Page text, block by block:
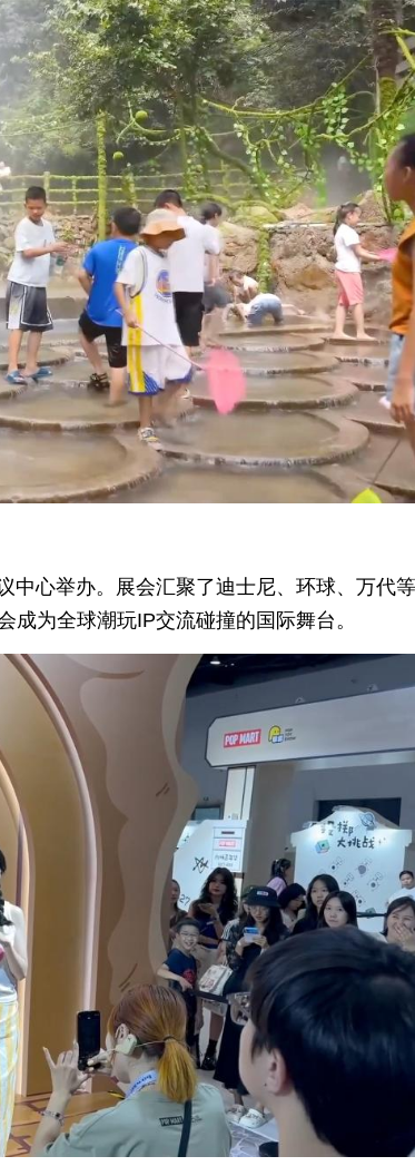
中心举办。展会汇聚了迪士尼、环球、万代
为全球潮玩IP交流碰撞的国际舞台。